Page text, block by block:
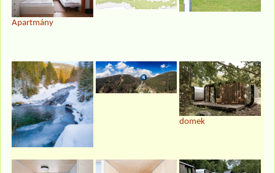
Apartmány
domek